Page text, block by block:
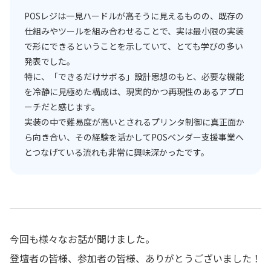
POSレジは一見ハードルが高そうに見えるものの、既存の
仕組みやツールを組み合わせることで、実は最小限の実装
で形にできるということを示していて、とても学びの多い
発表でした。
特に、「できるだけサボる」設計思想のもと、必要な機能
を冷静に見極めた構成は、現実的かつ再現性のあるアプロ
ーチだと感じます。
実装の中で難易度が高いとされるプリンタ制御に真正面か
ら向き合い、その経験を活かしてPOSベンダー支援事業へ
とつなげている流れも非常に興味深かったです。
今回も様々なお話が聞けました。
登壇者の皆様、参加者の皆様、ありがとうございました！